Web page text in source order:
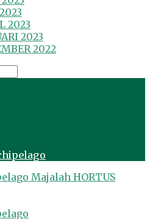
2023
2023
2022
Majalah HORTUS